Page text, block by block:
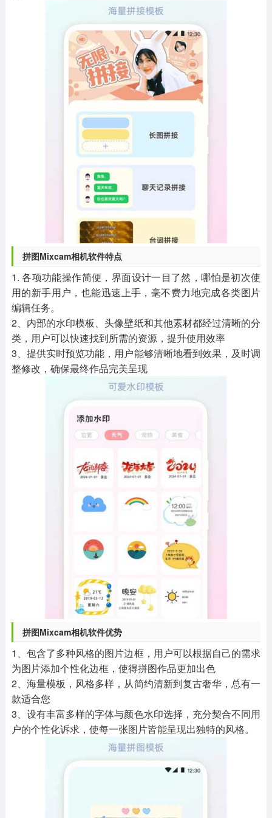
拼图Mixcam相机软件特点
1. 各项功能操作简便，界面设计一目了然，哪怕是初次使
用的新手用户，也能迅速上手，毫不费力地完成各类图片
编辑任务。
2、内部的水印模板、头像壁纸和其他素材都经过清晰的分
类，用户可以快速找到所需的资源，提升使用效率
3、提供实时预览功能，用户能够清晰地看到效果，及时调
整修改，确保最终作品完美呈现
拼图Mixcam相机软件优势
1、包含了多种风格的图片边框，用户可以根据自己的需求
为图片添加个性化边框，使得拼图作品更加出色
2、海量模板，风格多样，从简约清新到复古奢华，总有一
款适合您
3、设有丰富多样的字体与颜色水印选择，充分契合不同用
户的个性化诉求，使每一张图片皆能呈现出独特的风格。